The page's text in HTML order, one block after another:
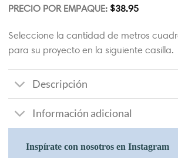
PRECIO POR EMPAQUE: $38.95
Seleccione la cantidad de metros
para su proyecto en la siguiente casilla.
Descripción
Información adicional
Inspírate con nosotros en Instagram